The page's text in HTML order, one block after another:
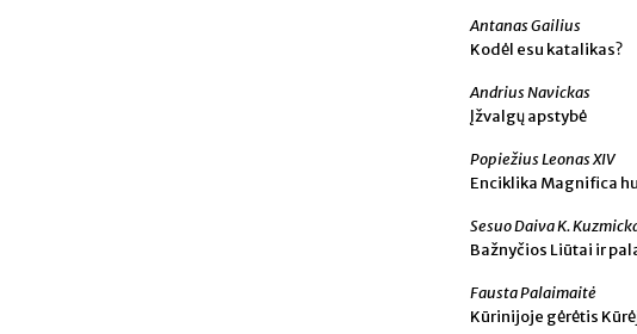
Antanas Gailius
Kodėl esu katalikas?
Andrius Navickas
Įžvalgų apstybė
Popiežius Leonas XIV
Enciklika Magnifica
Sesuo Daiva K.
Bažnyčios Liūtai ir
Fausta Palaimaitė
Kūrinijoje gėrėtis